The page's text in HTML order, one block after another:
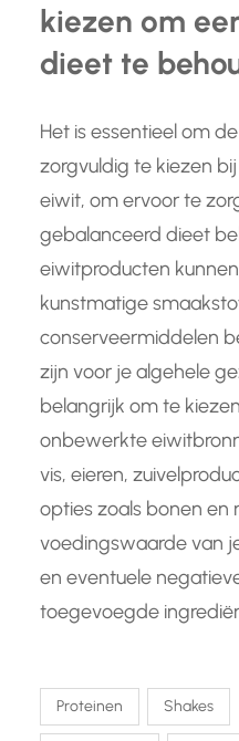
kiezen om
dieet te
Het is essentieel om
zorgvuldig te kiezen
eiwit, om ervoor te
gebalanceerd dieet
eiwitproducten
kunstmatige
conserveermiddelen
zijn voor je algehele
belangrijk om te
onbewerkte
vis, eieren,
opties zoals bonen en
voedingswaarde van
en eventuele
toegevoegde
Proteinen Shakes